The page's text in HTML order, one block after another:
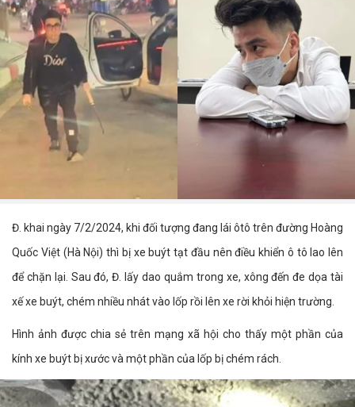
Đ. khai ngày 7/2/2024, khi đối tượng đang lái ôtô trên đường Hoàng
Quốc Việt (Hà Nội) thì bị xe buýt tạt đầu nên điều khiển ô tô lao lên
để chặn lại. Sau đó, Đ. lấy dao quắm trong xe, xông đến đe dọa tài
xế xe buýt, chém nhiều nhát vào lốp rồi lên xe rời khỏi hiện trường.
Hình ảnh được chia sẻ trên mạng xã hội cho thấy một phần của
kính xe buýt bị xước và một phần của lốp bị chém rách.